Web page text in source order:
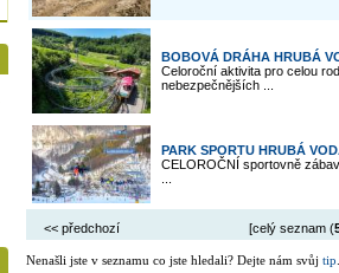
BOBOVÁ DRÁHA HRUBÁ
Celoroční aktivita pro celou
nebezpečnějších ...
PARK SPORTU HRUBÁ
CELOROČNÍ sportovně
<< předchozí [celý seznam (
Nenašli jste v seznamu co jste hledali? Dejte nám svůj tip